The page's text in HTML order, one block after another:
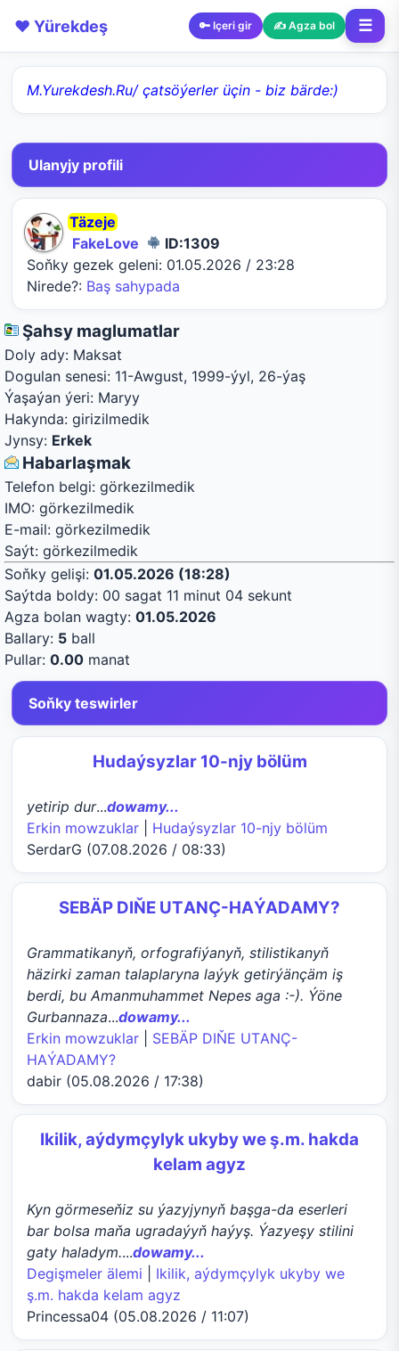
❤️ Yürekdeş 🔑 Içeri gir ✍️ Agza bol ☰
M.Yurekdesh.Ru/ çatsöýerler üçin - biz bärde:)
Ulanyjy profili
Täzeje
FakeLove
ID:1309
Soňky gezek geleni: 01.05.2026 / 23:28
Nirede?: Baş sahypada
Şahsy maglumatlar
Doly ady: Maksat
Dogulan senesi: 11-Awgust, 1999-ýyl, 26-ýaş
Ýaşaýan ýeri: Maryy
Hakynda: girizilmedik
Jynsy: Erkek
Habarlaşmak
Telefon belgi: görkezilmedik
IMO: görkezilmedik
E-mail: görkezilmedik
Saýt: görkezilmedik
Soňky gelişi: 01.05.2026 (18:28)
Saýtda boldy: 00 sagat 11 minut 04 sekunt
Agza bolan wagty: 01.05.2026
Ballary: 5 ball
Pullar: 0.00 manat
Soňky teswirler
Hudaýsyzlar 10-njy bölüm
yetirip dur...dowamy...
Erkin mowzuklar
Hudaýsyzlar 10-njy bölüm
SerdarG (07.08.2026 / 08:33)
SEBÄP DIŇE UTАNÇ-HАÝADАMY?
Grammatikanyň, orfografiýanyň, stilistikanyň
häzirki zaman talaplaryna laýyk getirýänçäm iş
berdi, bu Amanmuhammet Nepes aga :-). Ýöne
Gurbannaza...dowamy...
Erkin mowzuklar
SEBÄP DIŇE UTАNÇ-
HАÝADАMY?
dabir (05.08.2026 / 17:38)
Ikilik, aýdymçylyk ukyby we ş.m. hakda
kelam agyz
Kyn görmeseňiz su ýazyjynyň başga-da eserleri
bar bolsa maňa ugradaýyň haýyş. Ýazyeşy stilini
gaty haladym....dowamy...
Degişmeler älemi
Ikilik, aýdymçylyk ukyby we
ş.m. hakda kelam agyz
Princessa04 (05.08.2026 / 11:07)